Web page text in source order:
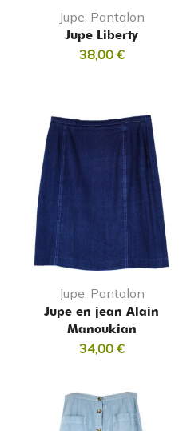
Jupe, Pantalon
Jupe Liberty
38,00 €
Jupe, Pantalon
Jupe en jean Alain
Manoukian
34,00 €